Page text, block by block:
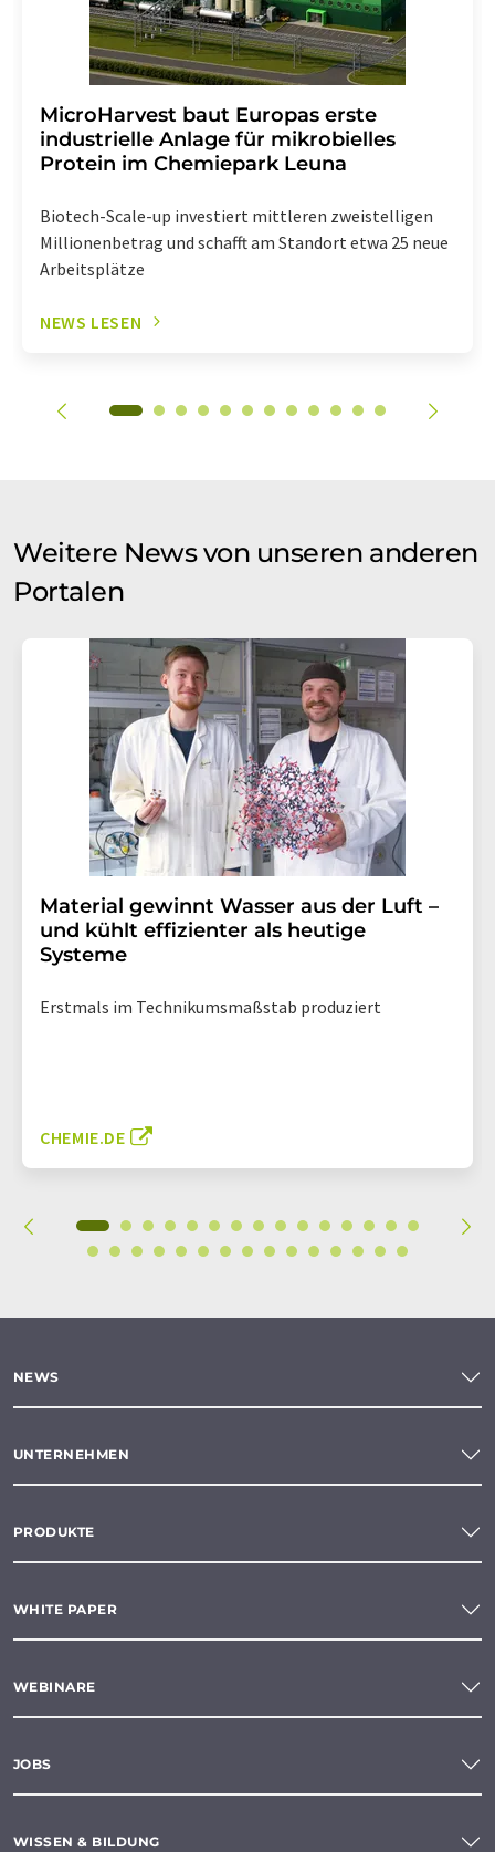
MicroHarvest baut Europas erste
industrielle Anlage für mikrobielles
Protein im Chemiepark Leuna
Biotech-Scale-up investiert mittleren zweistelligen
Millionenbetrag und schafft am Standort etwa 25 neue
Arbeitsplätze
NEWS LESEN
Weitere News von unseren anderen
Portalen
Material gewinnt Wasser aus der Luft –
und kühlt effizienter als heutige
Systeme
Erstmals im Technikumsmaßstab produziert
CHEMIE.DE
NEWS
UNTERNEHMEN
PRODUKTE
WHITE PAPER
WEBINARE
JOBS
WISSEN & BILDUNG